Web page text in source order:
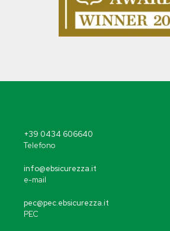
+39 0434 606640
Telefono
info@ebsicurezza.it
e-mail
pec@pec.ebsicurezza.it
PEC